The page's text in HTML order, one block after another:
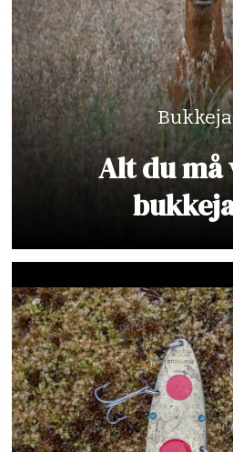
Alt du